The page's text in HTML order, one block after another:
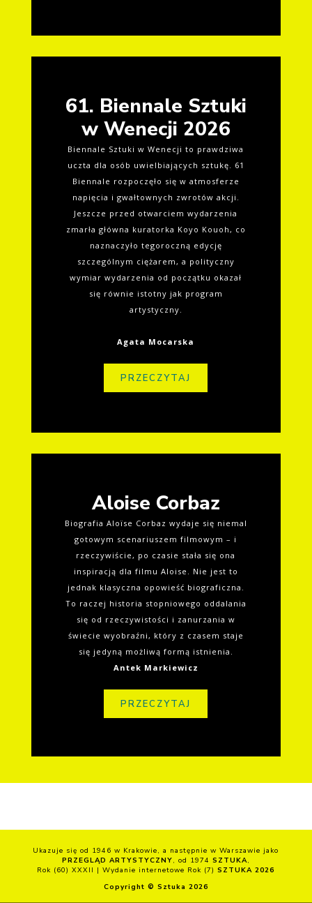
61. Biennale Sztuki
w Wenecji 2026
Biennale Sztuki w Wenecji to prawdziwa
uczta dla osób uwielbiających sztukę. 61
Biennale rozpoczęło się w atmosferze
napięcia i gwałtownych zwrotów akcji.
Jeszcze przed otwarciem wydarzenia
zmarła główna kuratorka Koyo Kouoh, co
naznaczyło tegoroczną edycję
szczególnym ciężarem, a polityczny
wymiar wydarzenia od początku okazał
się równie istotny jak program
artystyczny.
Agata Mocarska
PRZECZYTAJ
Aloise Corbaz
Biografia Aloïse Corbaz wydaje się niemal
gotowym scenariuszem filmowym – i
rzeczywiście, po czasie stała się ona
inspiracją dla filmu Aloise. Nie jest to
jednak klasyczna opowieść biograficzna.
To raczej historia stopniowego oddalania
się od rzeczywistości i zanurzania w
świecie wyobraźni, który z czasem staje
się jedyną możliwą formą istnienia.
Antek Markiewicz
PRZECZYTAJ
Ukazuje się od 1946 w Krakowie, a następnie w Warszawie jako
PRZEGLĄD ARTYSTYCZNY, od 1974 SZTUKA,
Rok (60) XXXII | Wydanie internetowe Rok (7)SZTUKA 2026
Copyright © Sztuka 2026